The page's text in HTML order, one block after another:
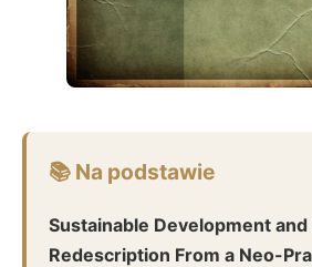
📚 Na podstawie
Sustainable Development
Redescription From a Neo-